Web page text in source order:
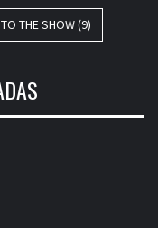
THE SHOW(9)